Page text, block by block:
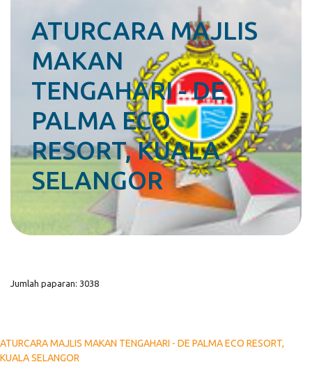
ATURCARA MAJLIS
MAKAN
TENGAHARI - DE
PALMA ECO
RESORT, KUALA
SELANGOR
Jumlah paparan: 3038
ATURCARA MAJLIS MAKAN TENGAHARI - DE PALMA ECO RESORT,
KUALA SELANGOR